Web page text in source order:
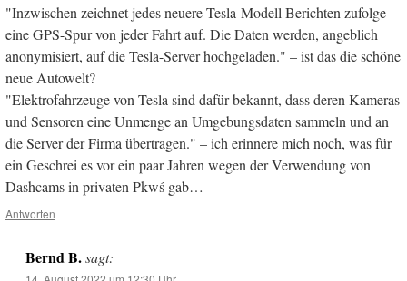
"Inzwischen zeichnet jedes neuere Tesla-Modell Berichten zufolge
eine GPS-Spur von jeder Fahrt auf. Die Daten werden, angeblich
anonymisiert, auf die Tesla-Server hochgeladen." – ist das die schöne
neue Autowelt?
"Elektrofahrzeuge von Tesla sind dafür bekannt, dass deren Kameras
und Sensoren eine Unmenge an Umgebungsdaten sammeln und an
die Server der Firma übertragen." – ich erinnere mich noch, was für
ein Geschrei es vor ein paar Jahren wegen der Verwendung von
Dashcams in privaten Pkwś gab…
Antworten
Bernd B. sagt: